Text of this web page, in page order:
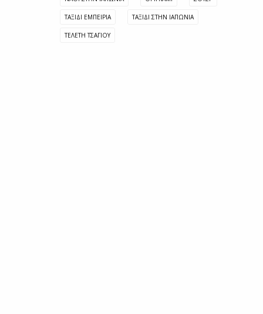
ΤΑΞΙΔΙ ΕΜΠΕΙΡΙΑ ΤΑΞΊΔΙ ΣΤΗΝ ΙΑΠΩΝΊΑ
ΤΕΛΕΤΉ ΤΣΑΓΙΟΎ